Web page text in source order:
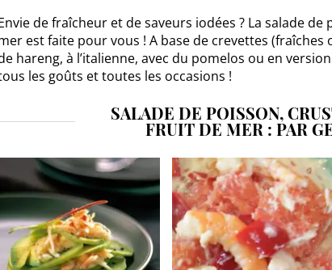
de fraîcheur et de saveurs iodées ? La salade
est faite pour vous ! A base de crevettes (fraîches
hareng, à l’italienne, avec du pomelos ou en
les goûts et toutes les occasions !
SALADE DE POISSON,
FRUIT DE MER : PAR